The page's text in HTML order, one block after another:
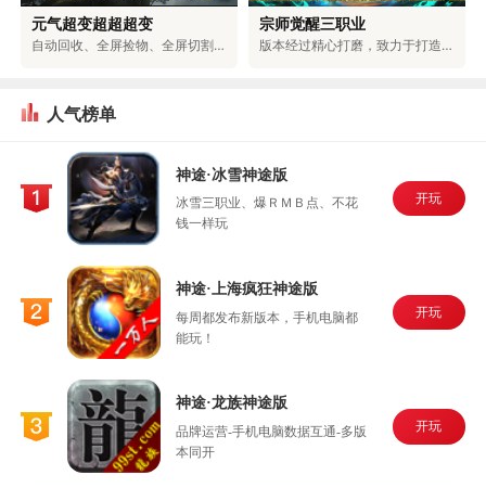
元气超变超超超变
自动回收、全屏捡物、全屏切割、超大仓库统统免费送，无卡顿，百阶装备轻松爆，充值福利超丰厚。上百件专属神器、多元玩法，搭配独特机制与炫酷特效，无套路、无强制消费，耗时就能解锁全部内容。团队耗时二年精心打磨，大陆功能完善，邀你尽情体验。
宗师觉醒三职业
版本经过精心打磨，致力于打造物价稳定、玩法多元的生态服。游戏支持玩家自由交易，所有装备都由BOSS掉落，一切靠打，公平公正。同时，还具备自动回收、捡物、巡航等便捷功能，解放双手轻松升级。在保留经典玩法的基础上，新增了血脉觉醒、秘宝探索、装备觉醒等特色内容，兼具热血与便捷，重塑全新的冒险体验。
人气榜单
神途·冰雪神途版
冰雪三职业、爆ＲＭＢ点、不花
钱一样玩
开玩
神途·上海疯狂神途版
每周都发布新版本，手机电脑都
能玩！
开玩
神途·龙族神途版
品牌运营-手机电脑数据互通-多版
本同开
开玩